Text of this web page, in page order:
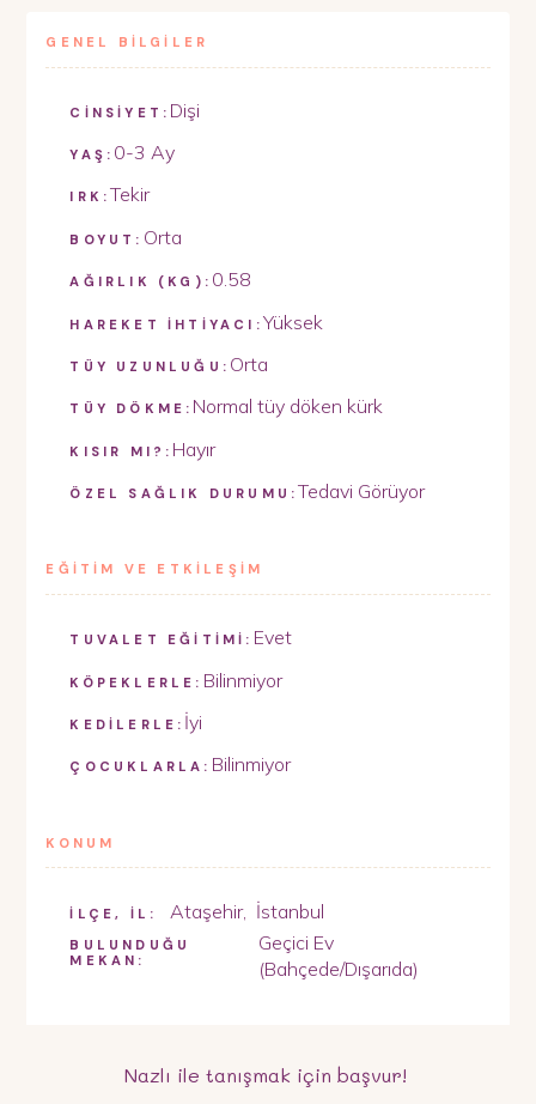
GENEL BİLGİLER
CİNSİYET: Dişi
YAŞ: 0-3 Ay
IRK: Tekir
BOYUT: Orta
AĞIRLIK (KG): 0.58
HAREKET İHTİYACI: Yüksek
TÜY UZUNLUĞU: Orta
TÜY DÖKME: Normal tüy döken kürk
KISIR MI?: Hayır
ÖZEL SAĞLIK DURUMU: Tedavi Görüyor
EĞİTİM VE ETKİLEŞİM
TUVALET EĞİTİMİ: Evet
KÖPEKLERLE: Bilinmiyor
KEDİLERLE: İyi
ÇOCUKLARLA: Bilinmiyor
KONUM
İLÇE, İL: Ataşehir, İstanbul
BULUNDUĞU
MEKAN:
Geçici Ev
(Bahçede/Dışarıda)
Nazlı ile tanışmak için başvur!